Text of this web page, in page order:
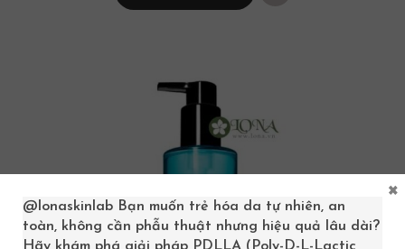
@lonaskinlab Bạn muốn trẻ hóa da tự nhiên, an
toàn, không cần phẫu thuật nhưng hiệu quả lâu dài?
×